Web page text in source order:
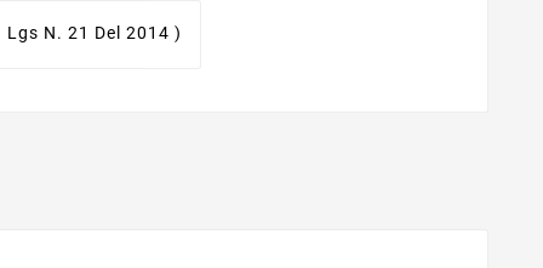
Lgs N. 21 Del 2014 )